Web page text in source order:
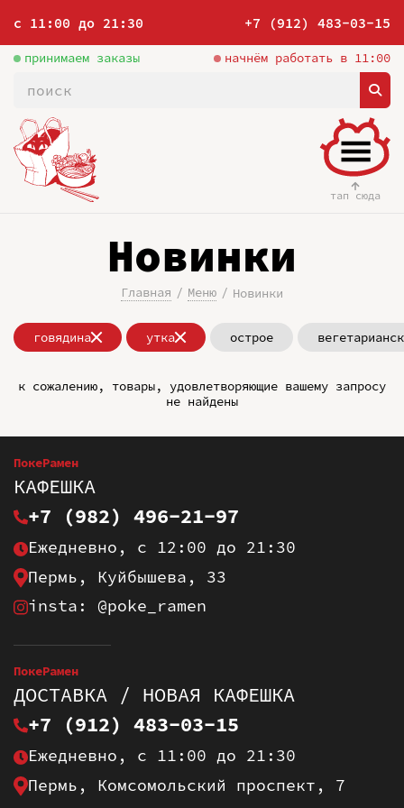
с 11:00 до 21:30 +7 (912) 483-03-15
принимаем заказы начнём работать в 11:00
тап сюда
Новинки
Главная Меню Новинки
говядина утка острое
к сожалению, товары, удовлетворяющие вашему запросу
не найдены
ПокеРамен
КАФЕШКА
+7 (982) 496-21-97
Ежедневно, с 12:00 до 21:30
Пермь, Куйбышева, 33
insta: @poke_ramen
ПокеРамен
ДОСТАВКА / НОВАЯ КАФЕШКА
+7 (912) 483-03-15
Ежедневно, с 11:00 до 21:30
Пермь, Комсомольский проспект, 7